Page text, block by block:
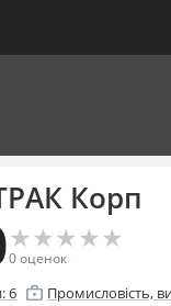
Корп
★
★★
★★
★★
★★
★
0оценок
6 enterprise Промисловість,